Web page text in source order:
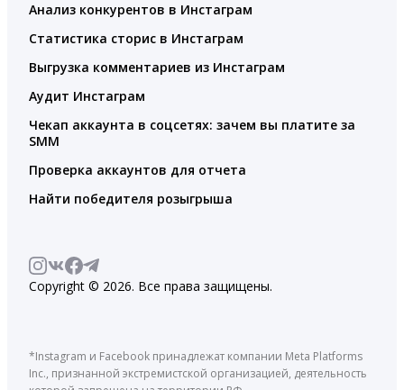
Анализ конкурентов в Инстаграм
Статистика сторис в Инстаграм
Выгрузка комментариев из Инстаграм
Аудит Инстаграм
Чекап аккаунта в соцсетях: зачем вы платите за
SMM
Проверка аккаунтов для отчета
Найти победителя розыгрыша
Copyright © 2026. Все права защищены.
*Instagram и Facebook принадлежат компании Meta Platforms
Inc., признанной экстремистской организацией, деятельность